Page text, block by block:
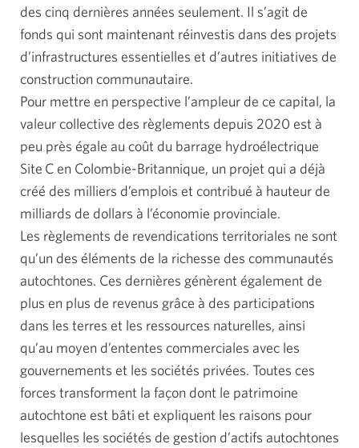
des cinq dernières années seulement. Il s’agit de
fonds qui sont maintenant réinvestis dans des projets
d’infrastructures essentielles et d’autres initiatives de
construction communautaire.
Pour mettre en perspective l’ampleur de ce capital, la
valeur collective des règlements depuis 2020 est à
peu près égale au coût du barrage hydroélectrique
Site C en Colombie-Britannique, un projet qui a déjà
créé des milliers d’emplois et contribué à hauteur de
milliards de dollars à l’économie provinciale.
Les règlements de revendications territoriales ne sont
qu’un des éléments de la richesse des communautés
autochtones. Ces dernières génèrent également de
plus en plus de revenus grâce à des participations
dans les terres et les ressources naturelles, ainsi
qu’au moyen d’ententes commerciales avec les
gouvernements et les sociétés privées. Toutes ces
forces transforment la façon dont le patrimoine
autochtone est bâti et expliquent les raisons pour
lesquelles les sociétés de gestion d’actifs autochtones